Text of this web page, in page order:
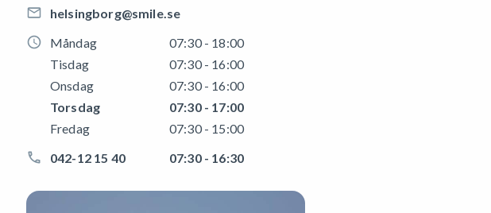
helsingborg@smile.se
Måndag
07:30 - 18:00
Tisdag
07:30 - 16:00
Onsdag
07:30 - 16:00
Torsdag
07:30 - 17:00
Fredag
07:30 - 15:00
042-12 15 40
07:30 - 16:30